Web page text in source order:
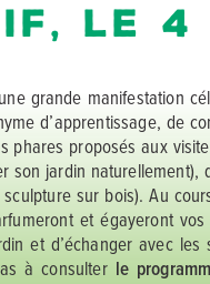
, le 4
grande manifestation
d’apprentissage, de
phares proposés aux
jardin naturellement),
sur bois). Au
et égayeront
et d’échanger avec
à consulter le